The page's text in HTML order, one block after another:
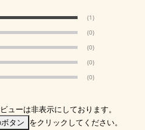
(1)
(0)
(0)
(0)
(0)
ューは非表示にしております。
タン をクリックしてください。